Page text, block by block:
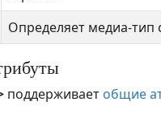
Определяет медиа-тип
поддерживает общие